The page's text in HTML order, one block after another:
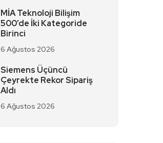
MİA Teknoloji Bilişim
500’de İki Kategoride
Birinci
6 Ağustos 2026
Siemens Üçüncü
Çeyrekte Rekor Sipariş
Aldı
6 Ağustos 2026